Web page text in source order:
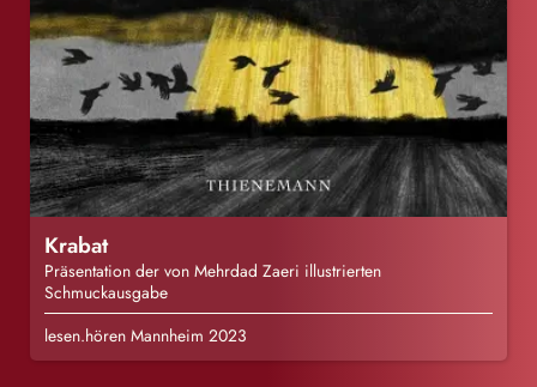
Krabat
Präsentation der von Mehrdad Zaeri illustrierten
Schmuckausgabe
lesen.hören Mannheim 2023